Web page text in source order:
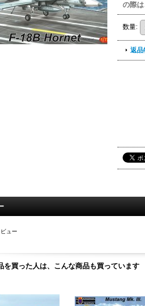
の際は
数量:
返品
ュー
を買った人は、こんな商品も買っています